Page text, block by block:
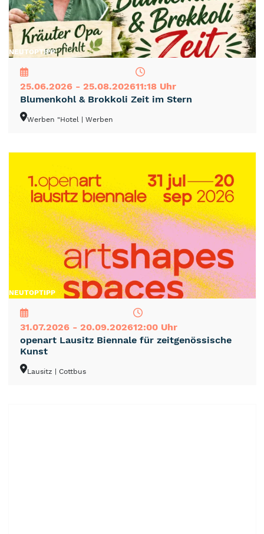
NEUTOPTIPP
25.06.2026 - 25.08.202611:18 Uhr
Blumenkohl & Brokkoli Zeit im Stern
Werben "Hotel | Werben
NEUTOPTIPP
31.07.2026 - 20.09.202612:00 Uhr
openart Lausitz Biennale für zeitgenössische
Kunst
Lausitz | Cottbus